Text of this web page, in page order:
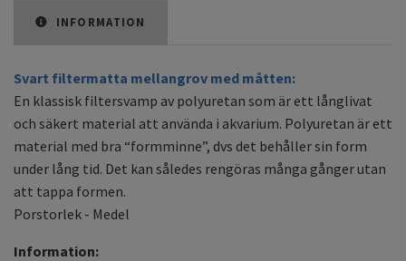
INFORMATION
Svart filtermatta mellangrov med måtten:
En klassisk filtersvamp av polyuretan som är ett långlivat
och säkert material att använda i akvarium. Polyuretan är ett
material med bra “formminne”, dvs det behåller sin form
under lång tid. Det kan således rengöras många gånger utan
att tappa formen.
Porstorlek - Medel
Information: